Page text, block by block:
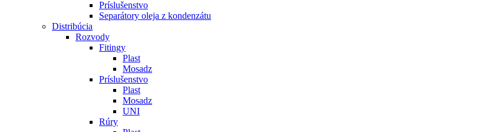
Príslušenstvo
Separátory oleja z kondenzátu
Distribúcia
Rozvody
Fitingy
Plast
Mosadz
Príslušenstvo
Plast
Mosadz
UNI
Rúry